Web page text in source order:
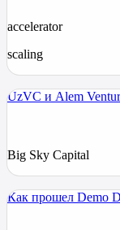
accelerator
scaling
UzVC и Alem
Big Sky Capital
Как прошел Demo